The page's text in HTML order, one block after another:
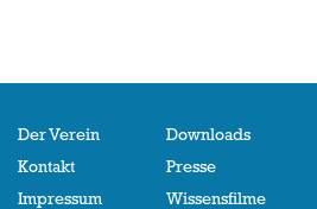
Der Verein
Kontakt
Impressum
Downloads
Presse
Wissensfilme